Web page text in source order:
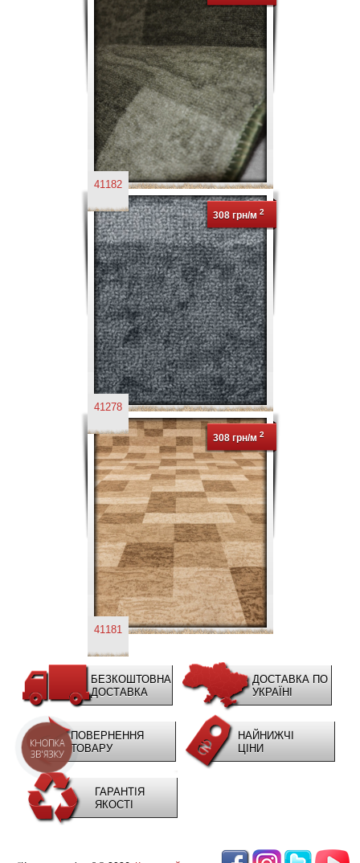
41182
308 грн/м 2
41278
308 грн/м 2
41181
БЕЗКОШТОВНА
ДОСТАВКА
ДОСТАВКА ПО
УКРАЇНІ
ПОВЕРНЕННЯ
ТОВАРУ
НАЙНИЖЧІ
ЦІНИ
ГАРАНТІЯ
ЯКОСТІ
КНОПКА
ЗВ'ЯЗКУ